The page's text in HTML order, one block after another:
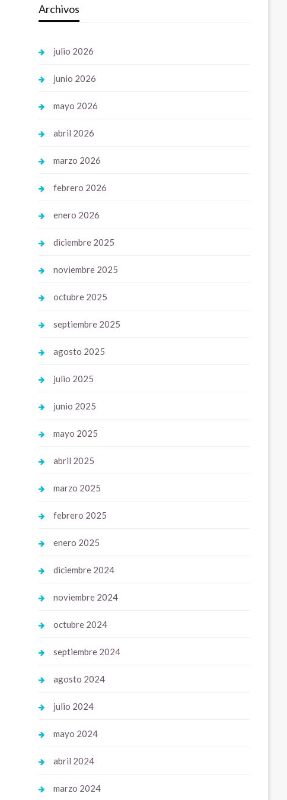
Archivos
julio 2026
junio 2026
mayo 2026
abril 2026
marzo 2026
febrero 2026
enero 2026
diciembre 2025
noviembre 2025
octubre 2025
septiembre 2025
agosto 2025
julio 2025
junio 2025
mayo 2025
abril 2025
marzo 2025
febrero 2025
enero 2025
diciembre 2024
noviembre 2024
octubre 2024
septiembre 2024
agosto 2024
julio 2024
mayo 2024
abril 2024
marzo 2024